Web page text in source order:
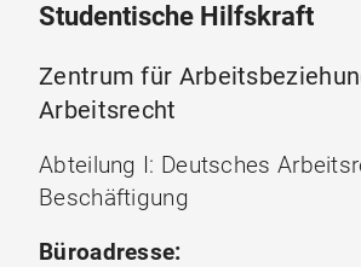
Studentische Hilfskraft
Zentrum für
Arbeitsrecht
Abteilung I: Deutsches
Beschäftigung
Büroadresse: